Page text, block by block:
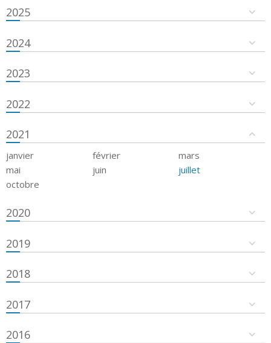
2025
2024
2023
2022
2021
janvier février
mars
mai
juin
juillet
octobre
2020
2019
2018
2017
2016